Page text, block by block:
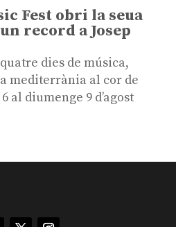
Fest obri la seua
record a Josep
dies de música,
mediterrània al cor de
al diumenge 9 d’agost